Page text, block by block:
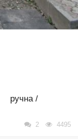
ручна /
2 4495